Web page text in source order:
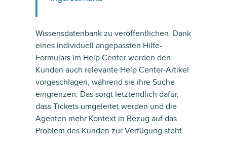
Wissensdatenbank zu veröffentlichen. Dank
eines individuell angepassten Hilfe-
Formulars im Help Center werden den
Kunden auch relevante Help Center-Artikel
vorgeschlagen, während sie ihre Suche
eingrenzen. Das sorgt letztendlich dafür,
dass Tickets umgeleitet werden und die
Agenten mehr Kontext in Bezug auf das
Problem des Kunden zur Verfügung steht.